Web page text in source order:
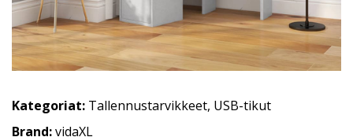
Kategoriat: Tallennustarvikkeet, USB-tikut
Brand:vidaXL